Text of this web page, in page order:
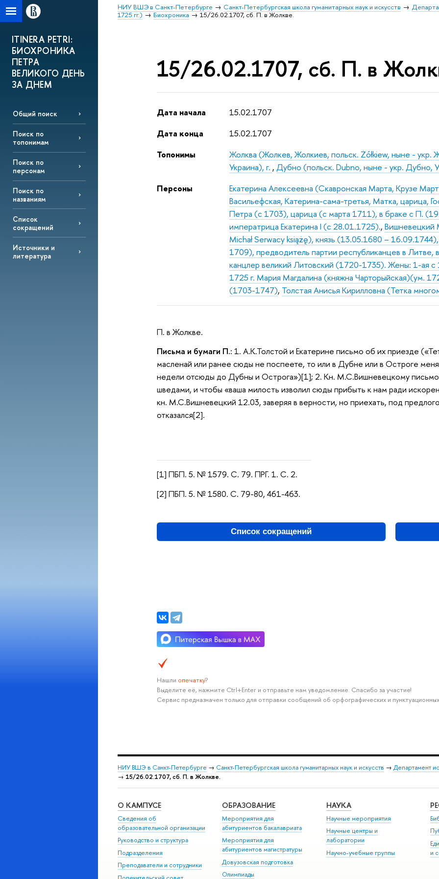
НИУ ВШЭ в Санкт-Петербурге Санкт-Петербургская школа гуманитарных наук и искусств
1725 гг.)
Биохроника 15/26.02.1707, сб. П. в Жолкве.
ITINERA PETRI:
БИОХРОНИКА
ПЕТРА
ВЕЛИКОГО ДЕНЬ
ЗА ДНЕМ
Общий поиск
Поиск по
топонимам
Поиск по
персонам
Поиск по
названиям
Список
сокращений
Источники и
литература
15/26.02.1707, сб. П. в
Дата начала
15.02.1707
Дата конца
15.02.1707
Топонимы
Жолква (Жолкев, Жолкиев, польск. Żółkiew, ныне - укр.
Украина), г. ,Дубно (польск. Dubno, ныне - укр. Дубно,
Персоны
Екатерина Алексеевна (Скавронская Марта, Крузе
Васильефская, Катерина-сама-третья, Матка, царица,
Петра (с 1703), царица (с марта 1711), в браке с П.
императрица Екатерина I (с 28.01.1725).,Вишневецкий
Michał Serwacy książę), князь (13.05.1680 –
1709), предводитель партии республиканцев в
канцлер великий Литовский (1720-1735). Жены: 1-ая
1725 г. Мария Магдалина (княжна Чарторыйская)(ум.
(1703-1747), Толстая Анисья Кирилловна (Тетка
П. в Жолкве.
Письма и бумаги П.: 1. А.К.Толстой и Екатерине письмо об их приезде
масленай или ранее сюды не поспеете, то или в Дубне или в Остроге
недели отсюды до Дубны и Острога»)[1]; 2. Кн. М.С.Вишневецкому письмо
шведами, и чтобы «ваша милость изволил сюды прибыть к нам ради
кн. М.С.Вишневецкий 12.03, заверяя в верности, но приехать, под
отказался[2].
[1] ПБП. 5. № 1579. С. 79. ПРГ. 1. С. 2.
[2] ПБП. 5. № 1580. С. 79-80, 461-463.
Список сокращений
Нашли опечатку?
Выделите её, нажмите Ctrl+Enter и отправьте нам уведомление. Спасибо за участие!
Сервис предназначен только для отправки сообщений об орфографических и
НИУ ВШЭ в Санкт-Петербурге → Санкт-Петербургская школа гуманитарных наук и искусств → Департамент
→ 15/26.02.1707, сб. П. в Жолкве.
О КАМПУСЕ
Сведения об
образовательной организации
Руководство и структура
Подразделения
Преподаватели и сотрудники
ОБРАЗОВАНИЕ
Мероприятия для
абитуриентов бакалавриата
Мероприятия для
абитуриентов магистратуры
Довузовская подготовка
Олимпиады
НАУКА
Научные мероприятия
Научные центры и
лаборатории
Научно-учебные группы
и